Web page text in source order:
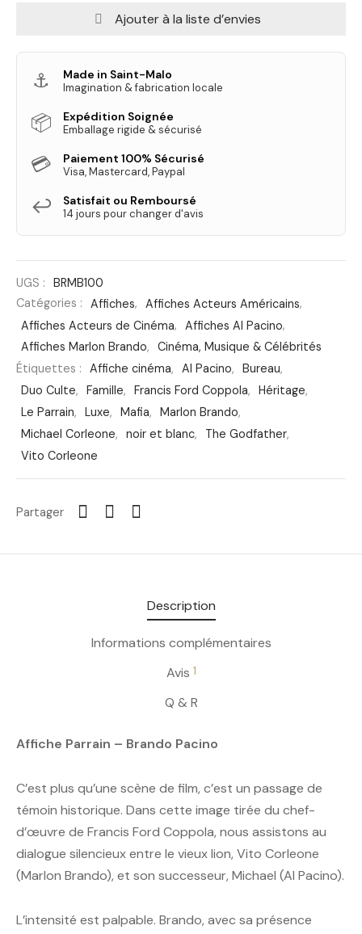
Ajouter à la liste d’envies
⚓ Made in Saint-Malo
Imagination & fabrication locale
📦 Expédition Soignée
Emballage rigide & sécurisé
💳 Paiement 100% Sécurisé
Visa, Mastercard, Paypal
↩️ Satisfait ou Remboursé
14 jours pour changer d'avis
UGS :
BRMB100
Catégories :
Affiches, Affiches Acteurs Américains,
Affiches Acteurs de Cinéma, Affiches Al Pacino,
Affiches Marlon Brando,
Cinéma, Musique & Célébrités
Étiquettes :
Affiche cinéma, Al Pacino, Bureau,
Duo Culte, Famille, Francis Ford Coppola, Héritage,
Le Parrain, Luxe, Mafia, Marlon Brando,
Michael Corleone, noir et blanc, The Godfather,
Vito Corleone
Partager
Description
Informations complémentaires
Avis 1
Q & R
Affiche Parrain – Brando Pacino
C’est plus qu’une scène de film, c’est un passage de
témoin historique. Dans cette image tirée du chef-
d’œuvre de Francis Ford Coppola, nous assistons au
dialogue silencieux entre le vieux lion, Vito Corleone
(Marlon Brando), et son successeur, Michael (Al Pacino).
L’intensité est palpable. Brando, avec sa présence